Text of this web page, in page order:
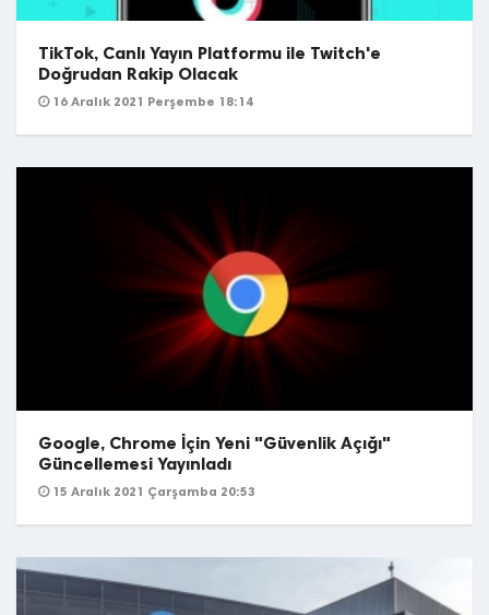
TikTok, Canlı Yayın Platformu ile Twitch'e
Doğrudan Rakip Olacak
16 Aralık 2021 Perşembe 18:14
Google, Chrome İçin Yeni "Güvenlik Açığı"
Güncellemesi Yayınladı
15 Aralık 2021 Çarşamba 20:53